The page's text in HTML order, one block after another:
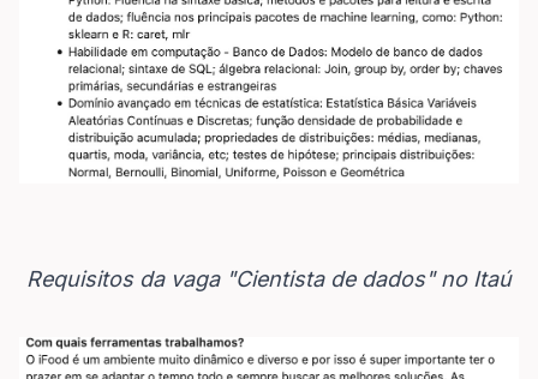
Requisitos da vaga "Cientista de dados" no Itaú